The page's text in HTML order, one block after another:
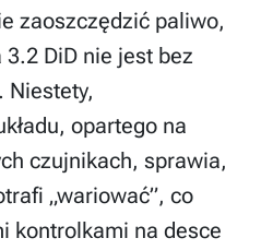
zaoszczędzić paliwo,
DiD nie jest bez
Niestety,
opartego na
czujnikach, sprawia,
„wariować”, co
kontrolkami na desce